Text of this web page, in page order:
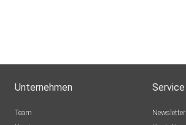
Unternehmen
Team
Service
Newsletter